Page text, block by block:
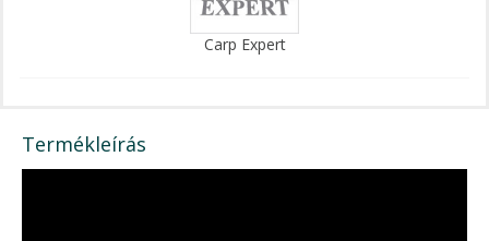
Carp Expert
Termékleírás